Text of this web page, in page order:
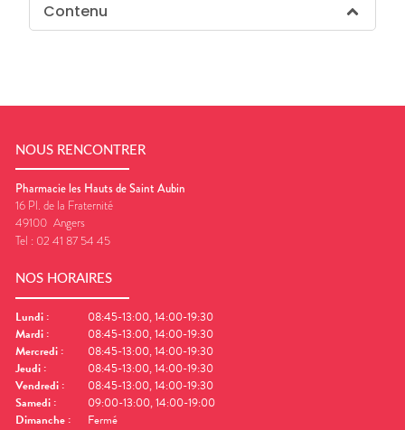
Contenu
NOUS RENCONTRER
Pharmacie les Hauts de Saint Aubin
16 Pl. de la Fraternité
49100 Angers
Tel : 02 41 87 54 45
NOS HORAIRES
Lundi :
08:45-13:00, 14:00-19:30
Mardi :
08:45-13:00, 14:00-19:30
Mercredi :
08:45-13:00, 14:00-19:30
Jeudi :
08:45-13:00, 14:00-19:30
Vendredi :
08:45-13:00, 14:00-19:30
Samedi :
09:00-13:00, 14:00-19:00
Dimanche : Fermé